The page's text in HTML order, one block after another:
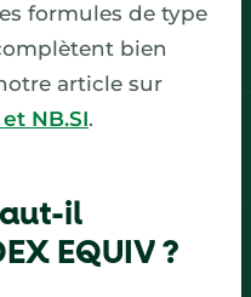
formules de type
bien
article sur
et NB.SI.
il
EQUIV ?